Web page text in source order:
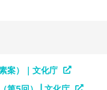
案）｜文化庁